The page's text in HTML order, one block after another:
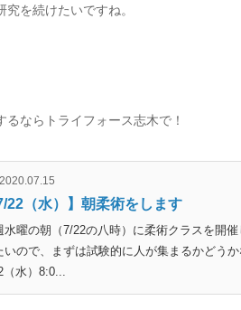
を続けたいですね。
ならトライフォース志木で！
2020.07.15
7/22（水）】朝柔術をします
水曜の朝（7/22の八時）に柔術クラスを開
いので、まずは試験的に人が集まるかどう
（水）8:0...